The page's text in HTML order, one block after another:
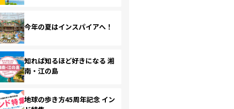
今年の夏はインスパイアへ！
知れば知るほど好きになる 湘
南・江の島
地球の歩き方45周年記念 イン